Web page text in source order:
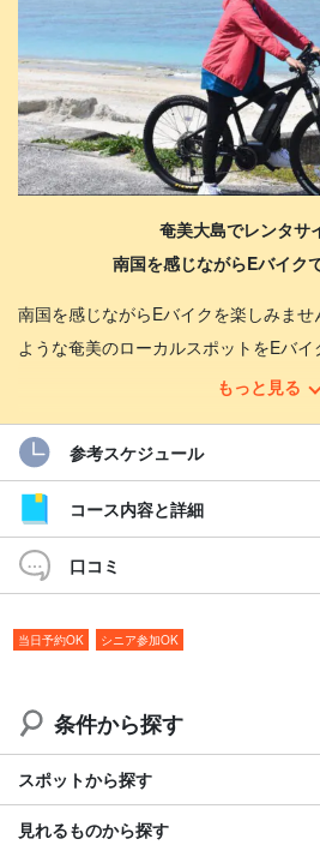
奄美大島でレンタサ
南国を感じながらEバイク
南国を感じながらEバイクを楽しみま
ような奄美のローカルスポットをEバイ
◆今流行りのEバイクを体験できる！
◆奄美の自然を大満喫！
◆車では見過ごしていたローカルス
◆2日前までキャンセル料なし
もっと見る
参考スケジュール
コース内容と詳細
口コミ
当日予約OK シニア参加OK
条件から探す
スポットから探す
見れるものから探す